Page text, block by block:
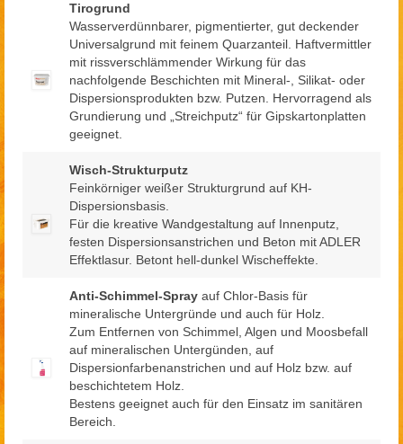
Tirogrund
Wasserverdünnbarer, pigmentierter, gut deckender
Universalgrund mit feinem Quarzanteil. Haftvermittler
mit rissverschlämmender Wirkung für das
nachfolgende Beschichten mit Mineral-, Silikat- oder
Dispersionsprodukten bzw. Putzen. Hervorragend als
Grundierung und „Streichputz“ für Gipskartonplatten
geeignet.
Wisch-Strukturputz
Feinkörniger weißer Strukturgrund auf KH-
Dispersionsbasis.
Für die kreative Wandgestaltung auf Innenputz,
festen Dispersionsanstrichen und Beton mit ADLER
Effektlasur. Betont hell-dunkel Wischeffekte.
Anti-Schimmel-Spray auf Chlor-Basis für
mineralische Untergründe und auch für Holz.
Zum Entfernen von Schimmel, Algen und Moosbefall
auf mineralischen Untergünden, auf
Dispersionfarbenanstrichen und auf Holz bzw. auf
beschichtetem Holz.
Bestens geeignet auch für den Einsatz im sanitären
Bereich.